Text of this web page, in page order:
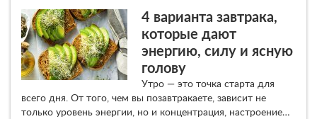
4 варианта завтрака,
которые дают
энергию, силу и ясную
голову
Утро — это точка старта для
всего дня. От того, чем вы позавтракаете, зависит не
только уровень энергии, но и концентрация, настроение…